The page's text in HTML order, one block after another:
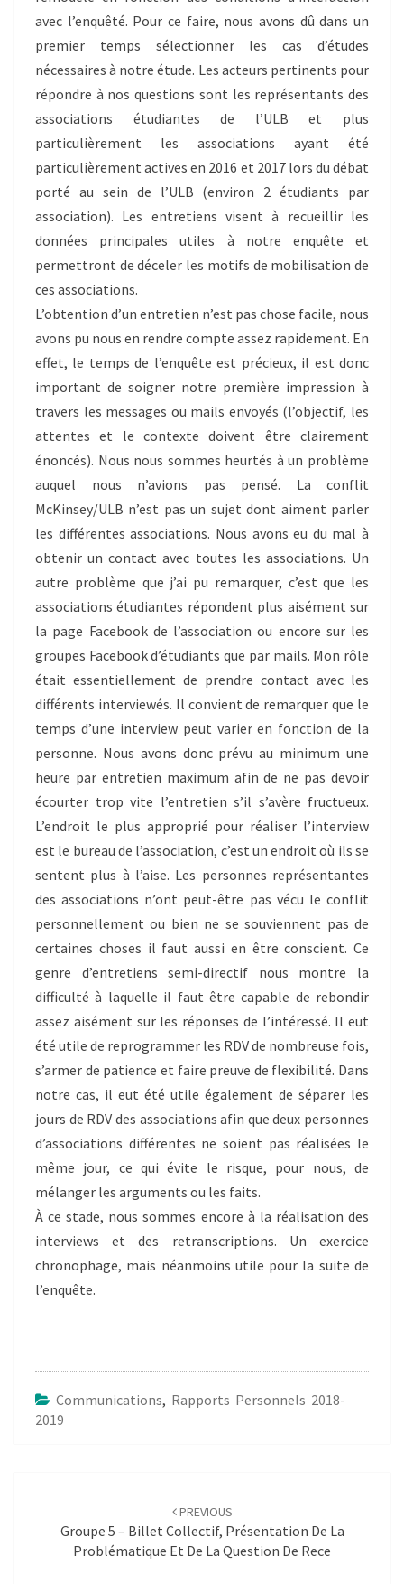
avec l’enquêté. Pour ce faire, nous avons dû dans un
premier temps sélectionner les cas d’études
nécessaires à notre étude. Les acteurs pertinents pour
répondre à nos questions sont les représentants des
associations étudiantes de l’ULB et plus
particulièrement les associations ayant été
particulièrement actives en 2016 et 2017 lors du débat
porté au sein de l’ULB (environ 2 étudiants par
association). Les entretiens visent à recueillir les
données principales utiles à notre enquête et
permettront de déceler les motifs de mobilisation de
ces associations.
L’obtention d’un entretien n’est pas chose facile, nous
avons pu nous en rendre compte assez rapidement. En
effet, le temps de l’enquête est précieux, il est donc
important de soigner notre première impression à
travers les messages ou mails envoyés (l’objectif, les
attentes et le contexte doivent être clairement
énoncés). Nous nous sommes heurtés à un problème
auquel nous n’avions pas pensé. La conflit
McKinsey/ULB n’est pas un sujet dont aiment parler
les différentes associations. Nous avons eu du mal à
obtenir un contact avec toutes les associations. Un
autre problème que j’ai pu remarquer, c’est que les
associations étudiantes répondent plus aisément sur
la page Facebook de l’association ou encore sur les
groupes Facebook d’étudiants que par mails. Mon rôle
était essentiellement de prendre contact avec les
différents interviewés. Il convient de remarquer que le
temps d’une interview peut varier en fonction de la
personne. Nous avons donc prévu au minimum une
heure par entretien maximum afin de ne pas devoir
écourter trop vite l’entretien s’il s’avère fructueux.
L’endroit le plus approprié pour réaliser l’interview
est le bureau de l’association, c’est un endroit où ils se
sentent plus à l’aise. Les personnes représentantes
des associations n’ont peut-être pas vécu le conflit
personnellement ou bien ne se souviennent pas de
certaines choses il faut aussi en être conscient. Ce
genre d’entretiens semi-directif nous montre la
difficulté à laquelle il faut être capable de rebondir
assez aisément sur les réponses de l’intéressé. Il eut
été utile de reprogrammer les RDV de nombreuse fois,
s’armer de patience et faire preuve de flexibilité. Dans
notre cas, il eut été utile également de séparer les
jours de RDV des associations afin que deux personnes
d’associations différentes ne soient pas réalisées le
même jour, ce qui évite le risque, pour nous, de
mélanger les arguments ou les faits.
À ce stade, nous sommes encore à la réalisation des
interviews et des retranscriptions. Un exercice
chronophage, mais néanmoins utile pour la suite de
l’enquête.
Communications, Rapports Personnels 2018-
2019
PREVIOUS
Groupe 5 – Billet Collectif, Présentation De La
Problématique Et De La Question De Rece